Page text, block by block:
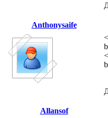
Anthonysaife
Allansof